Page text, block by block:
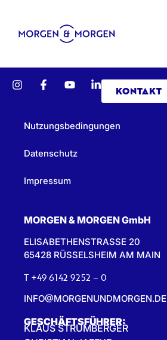
KONTAKT
Nutzungsbedingungen
Datenschutz
Impressum
MORGEN & MORGEN GmbH
ELISABETHENSTRASSE 20
65428 RÜSSELSHEIM AM MAIN
T +49 6142 9252 – 0
INFO@MORGENUNDMORGEN.DE
GESCHÄFTSFÜHRER:
KLAUS STRUMBERGER